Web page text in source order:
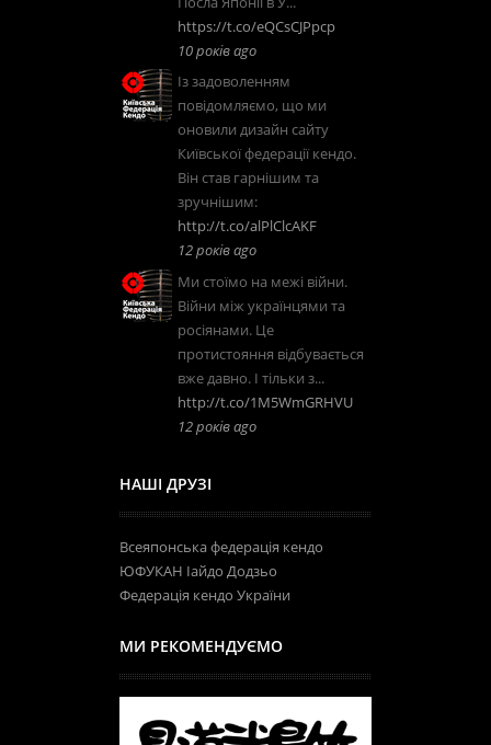
https://t.co/eQCsCJPpcp
10 років ago
Із задоволенням
повідомляємо, що ми
оновили дизайн сайту
Київської федерації кендо.
Він став гарнішим та
зручнішим:
http://t.co/alPlClcAKF
12 років ago
Ми стоїмо на межі війни.
Війни між українцями та
росіянами. Це
протистояння відбувається
вже давно. І тільки з...
http://t.co/1M5WmGRHVU
12 років ago
НАШІ ДРУЗІ
Всеяпонська федерація кендо
ЮФУКАН Іайдо Додзьо
Федерація кендо України
МИ РЕКОМЕНДУЄМО